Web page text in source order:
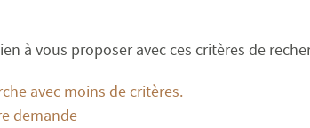
à vous proposer avec ces critères de
avec moins de critères.
demande